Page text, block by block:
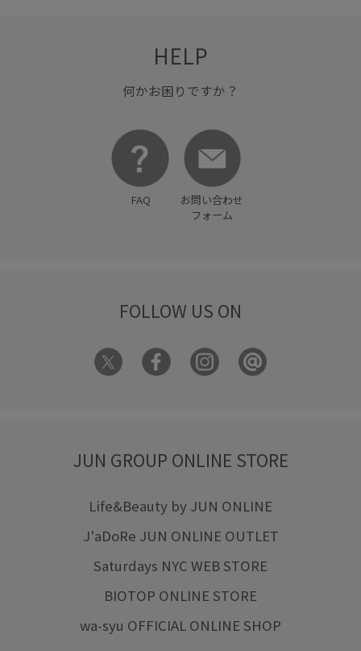
HELP
何かお困りですか？
FAQ
お問い合わせ
フォーム
FOLLOW US ON
JUN GROUP ONLINE STORE
Life&Beauty by JUN ONLINE
J'aDoRe JUN ONLINE OUTLET
Saturdays NYC WEB STORE
BIOTOP ONLINE STORE
wa-syu OFFICIAL ONLINE SHOP